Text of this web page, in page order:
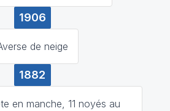
1906
de neige
1882
en manche, 11 noyés au